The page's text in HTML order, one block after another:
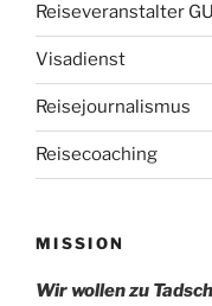
Reiseveranstalter
Visadienst
Reisejournalismus
Reisecoaching
MISSION
Wir wollen zu